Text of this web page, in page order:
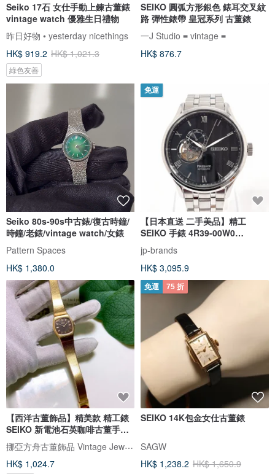
Seiko 17石 女仕手動上鍊古董錶
vintage watch 優雅生日禮物
昨日好物 • yesterday nicethings
HK$ 919.2 HK$ 1,021.3
綠色友善
SEIKO 圓弧方形銀色 錶耳交叉紋
路 彈性錶帶 皇冠系列 古董錶
一J Studio ≡ vintage ≡
HK$ 876.7
Seiko 80s-90s中古錶/復古時鐘/
時鐘/老錶/vintage watch/女錶
Pattern Spaces
HK$ 1,380.0
免運
【日本直送 二手美品】精工
SEIKO 手錶 4R39-00W0
Presage Japanese Garden 不
鏽鋼 銀色
jp-brands
HK$ 3,095.9
【西洋古董飾品】精美款 精工錶
SEIKO 新電池石英咖啡古董手錶
女
挪亞方舟古董飾品 Vintage Jewelry
HK$ 1,024.7
免運 75 折
SEIKO 14K包金女仕古董錶
SAGW
HK$ 1,238.2 HK$ 1,650.9